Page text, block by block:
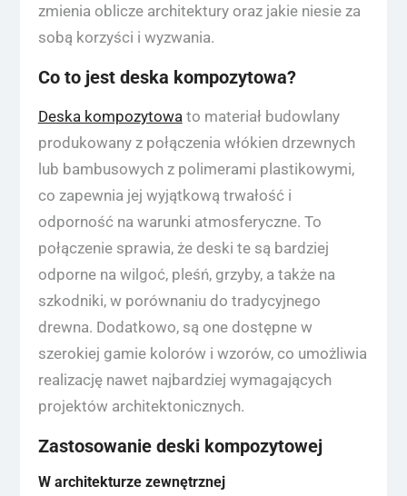
zmienia oblicze architektury oraz jakie niesie za
sobą korzyści i wyzwania.
Co to jest deska kompozytowa?
Deska kompozytowa to materiał budowlany
produkowany z połączenia włókien drzewnych
lub bambusowych z polimerami plastikowymi,
co zapewnia jej wyjątkową trwałość i
odporność na warunki atmosferyczne. To
połączenie sprawia, że deski te są bardziej
odporne na wilgoć, pleśń, grzyby, a także na
szkodniki, w porównaniu do tradycyjnego
drewna. Dodatkowo, są one dostępne w
szerokiej gamie kolorów i wzorów, co umożliwia
realizację nawet najbardziej wymagających
projektów architektonicznych.
Zastosowanie deski kompozytowej
W architekturze zewnętrznej